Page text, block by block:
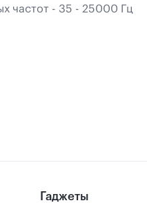
частот - 35 - 25000 Гц
Гаджеты